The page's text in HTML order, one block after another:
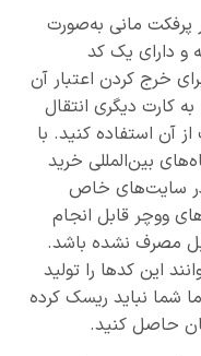
پرفکت مانی به‌صورت
و دارای یک کد
خرج کردن اعتبار آن
کارت دیگری انتقال
آن استفاده کنید. با
بین‌المللی خرید
در سایت‌های خاص
ووچر قابل انجام
مصرف نشده باشد.
این کدها را تولید
شما نباید ریسک کرده
حاصل کنید.